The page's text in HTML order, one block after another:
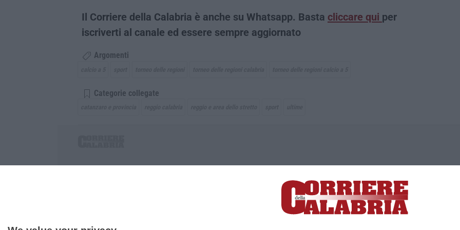
Il Corriere della Calabria è anche su Whatsapp. Basta cliccare qui per
iscriverti al canale ed essere sempre aggiornato
Argomenti
Categorie collegate
P.IVA. 03199620794, Via del mare 6/G, S.Eufemia, Lamezia Terme (CZ)
Iscrizione tribunale di Lamezia Terme 5/2011 - Direttore responsabile Paola Militano |Privacy